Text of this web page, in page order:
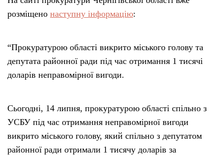
розміщено наступну інформацію:
“Прокуратурою області викрито міського голову та
депутата районної ради під час отримання 1 тисячі
доларів неправомірної вигоди.
Сьогодні, 14 липня, прокуратурою області спільно з
УСБУ під час отримання неправомірної вигоди
викрито міського голову, який спільно з депутатом
районної ради отримали 1 тисячу доларів за